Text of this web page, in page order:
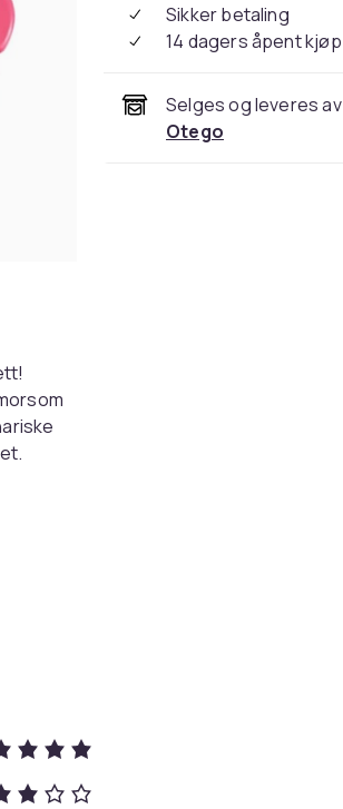
Sikker betaling
14 dagers åpent kjøp
Selges og leveres av
Otego